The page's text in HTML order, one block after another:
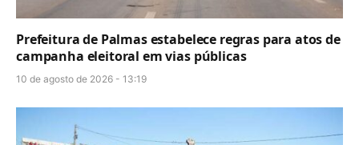
Prefeitura de Palmas estabelece regras para atos de
campanha eleitoral em vias públicas
10 de agosto de 2026 - 13:19